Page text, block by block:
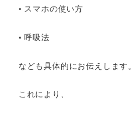
• スマホの使い方
• 呼吸法
なども具体的にお伝えします。
これにより、